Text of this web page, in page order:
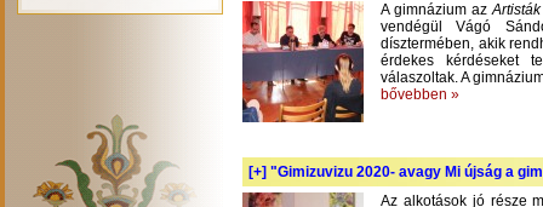
A gimnázium az
vendégül Vágó
dísztermében, akik
érdekes kérdéseket
válaszoltak. A
bővebben »
[+] "Gimizuvizu 2020- avagy Mi újság a
Az alkotások jó része